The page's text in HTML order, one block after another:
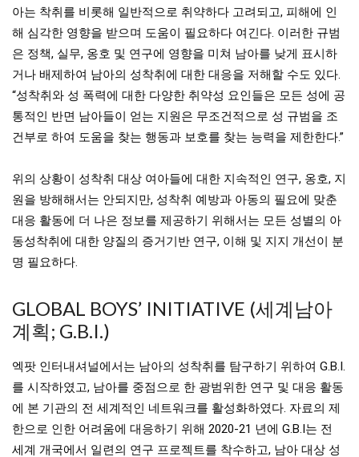
아는 착취를 비롯해 일반적으로 취약하다 고려되고, 피해에 인
해 심각한 영향을 받으며 도움이 필요하다 여긴다. 이러한 규범
은 정책, 실무, 옹호 및 연구에 영향을 미쳐 남아를 낮게 표시하
거나 배제하여 남아의 성착취에 대한 대응을 저해할 수도 있다.
“성착취와 성 폭력에 대한 다양한 취약성 요인들은 모든 성에 공
통적인 반면 남아들이 얻는 지원은 무조건적으로 성 규범을 조
건부로 하여 도움을 찾는 행동과 보호를 찾는 능력을 제한한다.”
위의 상황이 성착취 대상 여아들에 대한 지속적인 연구, 옹호, 지
원을 방해해서는 안되지만, 성착취 예방과 아동의 필요에 맞춘
대응 활동에 더 나은 정보를 제공하기 위해서는 모든 성별의 아
동성착취에 대한 양질의 증거기반 연구, 이해 및 지지 개선이 분
명 필요하다.
GLOBAL BOYS’ INITIATIVE (세계남아
계획; G.B.I.)
엑팟 인터내셔널에서는 남아의 성착취를 탐구하기 위하여 G.B.I.
를 시작하였고, 남아를 중점으로 한 광범위한 연구 및 대응 활동
에 본 기관의 전 세계적인 네트워크를 활성화하였다. 자료의 제
한으로 인한 어려움에 대응하기 위해 2020-21 년에 G.B.I는 전
세계 개국에서 일련의 연구 프로젝트를 착수하고, 남아 대상 성